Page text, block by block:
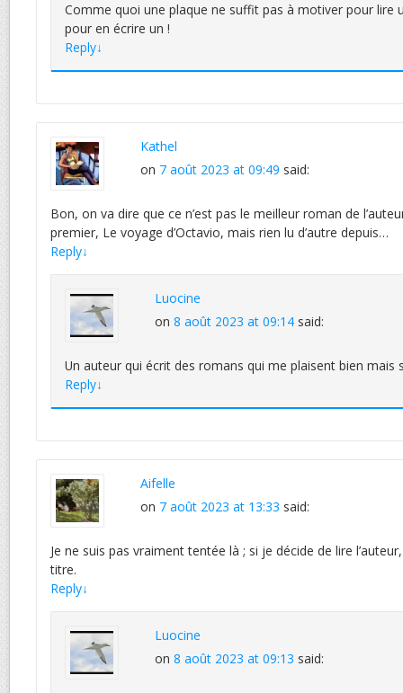
Comme quoi une plaque ne suffit pas à motiver pour lire
pour en écrire un !
Reply↓
Kathel
on 7 août 2023 at 09:49 said:
Bon, on va dire que ce n’est pas le meilleur roman de
premier, Le voyage d’Octavio, mais rien lu d’autre depuis…
Reply↓
Luocine
on 8 août 2023 at 09:14 said:
Un auteur qui écrit des romans qui me plaisent bien mais
Reply↓
Aifelle
on 7 août 2023 at 13:33 said:
Je ne suis pas vraiment tentée là ; si je décide de lire
titre.
Reply↓
Luocine
on 8 août 2023 at 09:13 said: